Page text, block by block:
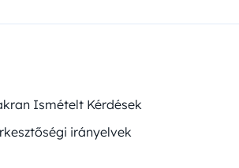
Ismételt Kérdések
irányelvek